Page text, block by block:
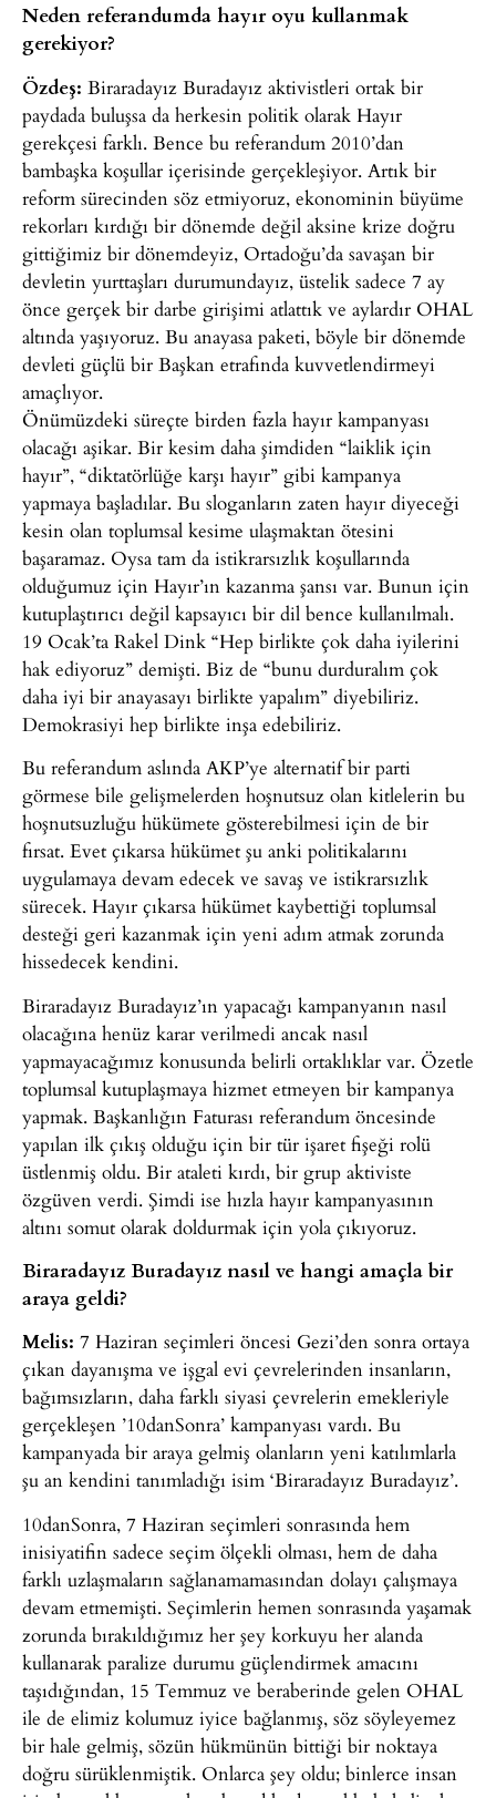
Neden referandumda hayır oyu kullanmak
gerekiyor?
Özdeş: Biraradayız Buradayız aktivistleri ortak bir
paydada buluşsa da herkesin politik olarak Hayır
gerekçesi farklı. Bence bu referandum 2010’dan
bambaşka koşullar içerisinde gerçekleşiyor. Artık bir
reform sürecinden söz etmiyoruz, ekonominin büyüme
rekorları kırdığı bir dönemde değil aksine krize doğru
gittiğimiz bir dönemdeyiz, Ortadoğu’da savaşan bir
devletin yurttaşları durumundayız, üstelik sadece 7 ay
önce gerçek bir darbe girişimi atlattık ve aylardır OHAL
altında yaşıyoruz. Bu anayasa paketi, böyle bir dönemde
devleti güçlü bir Başkan etrafında kuvvetlendirmeyi
amaçlıyor.
Önümüzdeki süreçte birden fazla hayır kampanyası
olacağı aşikar. Bir kesim daha şimdiden “laiklik için
hayır”, “diktatörlüğe karşı hayır” gibi kampanya
yapmaya başladılar. Bu sloganların zaten hayır diyeceği
kesin olan toplumsal kesime ulaşmaktan ötesini
başaramaz. Oysa tam da istikrarsızlık koşullarında
olduğumuz için Hayır’ın kazanma şansı var. Bunun için
kutuplaştırıcı değil kapsayıcı bir dil bence kullanılmalı.
19 Ocak’ta Rakel Dink “Hep birlikte çok daha iyilerini
hak ediyoruz” demişti. Biz de “bunu durduralım çok
daha iyi bir anayasayı birlikte yapalım” diyebiliriz.
Demokrasiyi hep birlikte inşa edebiliriz.
Bu referandum aslında AKP’ye alternatif bir parti
görmese bile gelişmelerden hoşnutsuz olan kitlelerin bu
hoşnutsuzluğu hükümete gösterebilmesi için de bir
fırsat. Evet çıkarsa hükümet şu anki politikalarını
uygulamaya devam edecek ve savaş ve istikrarsızlık
sürecek. Hayır çıkarsa hükümet kaybettiği toplumsal
desteği geri kazanmak için yeni adım atmak zorunda
hissedecek kendini.
Biraradayız Buradayız’ın yapacağı kampanyanın nasıl
olacağına henüz karar verilmedi ancak nasıl
yapmayacağımız konusunda belirli ortaklıklar var. Özetle
toplumsal kutuplaşmaya hizmet etmeyen bir kampanya
yapmak. Başkanlığın Faturası referandum öncesinde
yapılan ilk çıkış olduğu için bir tür işaret fişeği rolü
üstlenmiş oldu. Bir ataleti kırdı, bir grup aktiviste
özgüven verdi. Şimdi ise hızla hayır kampanyasının
altını somut olarak doldurmak için yola çıkıyoruz.
Biraradayız Buradayız nasıl ve hangi amaçla bir
araya geldi?
Melis: 7 Haziran seçimleri öncesi Gezi’den sonra ortaya
çıkan dayanışma ve işgal evi çevrelerinden insanların,
bağımsızların, daha farklı siyasi çevrelerin emekleriyle
gerçekleşen ’10danSonra’ kampanyası vardı. Bu
kampanyada bir araya gelmiş olanların yeni katılımlarla
şu an kendini tanımladığı isim ‘Biraradayız Buradayız’.
10danSonra, 7 Haziran seçimleri sonrasında hem
inisiyatifin sadece seçim ölçekli olması, hem de daha
farklı uzlaşmaların sağlanamamasından dolayı çalışmaya
devam etmemişti. Seçimlerin hemen sonrasında yaşamak
zorunda bırakıldığımız her şey korkuyu her alanda
kullanarak paralize durumu güçlendirmek amacını
taşıdığından, 15 Temmuz ve beraberinde gelen OHAL
ile de elimiz kolumuz iyice bağlanmış, söz söyleyemez
bir hale gelmiş, sözün hükmünün bittiği bir noktaya
doğru sürüklenmiştik. Onlarca şey oldu; binlerce insan